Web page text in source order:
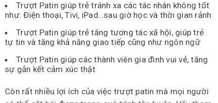
Trượt Patin giúp trẻ tránh xa các tác nhân không tốt
như: Điện thoại, Tivi, iPad…sau giờ học và thời gian rảnh
Trượt Patin giúp trẻ tăng tương tác xã hội, giúp trẻ
tự tin và tăng khả năng giao tiếp cũng như ngôn ngữ
Trượt Patin giúp các thành viên gia đình vui vẻ, tăng
sự gắn kết cảm xúc thật
Còn rất nhiều lợi ích của việc trượt patin mà mọi người